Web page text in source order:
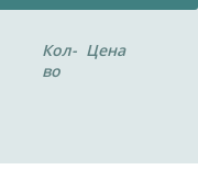
Кол-
во
Цена